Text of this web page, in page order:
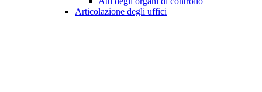
Articolazione degli uffici